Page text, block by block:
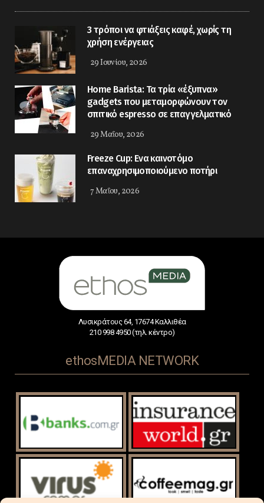
3 τρόποι να φτιάξεις καφέ, χωρίς τη
χρήση ενέργειας
29 Ιουνίου, 2026
Home Barista: Τα τρία «έξυπνα»
gadgets που μεταμορφώνουν τον
σπιτικό espresso σε επαγγελματικό
29 Μαΐου, 2026
Freeze Cup: Eνα καινοτόμο
επαναχρησιμοποιούμενο ποτήρι
7 Μαΐου, 2026
Λυσικράτους 64, 17674 Καλλιθέα
210 998 4950 (τηλ. κέντρο)
ethosMEDIA NETWORK